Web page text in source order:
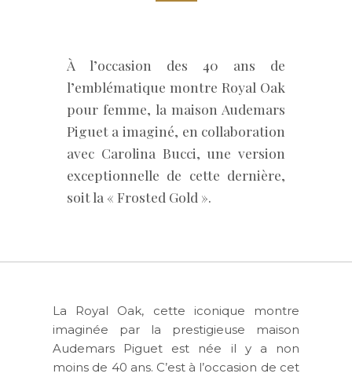
À l’occasion des 40 ans de
l’emblématique montre Royal Oak
pour femme, la maison Audemars
Piguet a imaginé, en collaboration
avec Carolina Bucci, une version
exceptionnelle de cette dernière,
soit la « Frosted Gold ».
La Royal Oak, cette iconique montre
imaginée par la prestigieuse maison
Audemars Piguet est née il y a non
moins de 40 ans. C’est à l’occasion de cet